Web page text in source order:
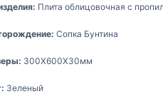
Плита облицовочная с
Сопка Бунтина
300Х600Х30мм
Зеленый